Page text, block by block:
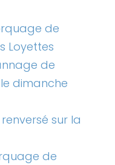
de
Loyettes
de
dimanche
sur la
de